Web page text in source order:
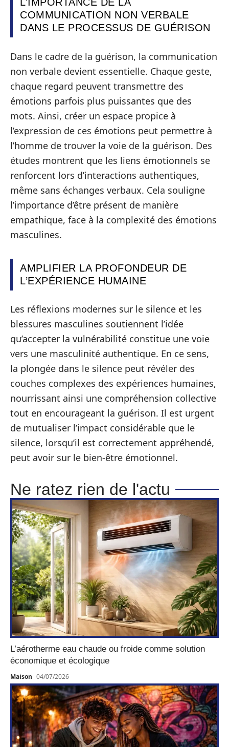
COMMUNICATION NON VERBALE
DANS LE PROCESSUS DE GUÉRISON
Dans le cadre de la guérison, la communication
non verbale devient essentielle. Chaque geste,
chaque regard peuvent transmettre des
émotions parfois plus puissantes que des
mots. Ainsi, créer un espace propice à
l’expression de ces émotions peut permettre à
l’homme de trouver la voie de la guérison. Des
études montrent que les liens émotionnels se
renforcent lors d’interactions authentiques,
même sans échanges verbaux. Cela souligne
l’importance d’être présent de manière
empathique, face à la complexité des émotions
masculines.
AMPLIFIER LA PROFONDEUR DE
L’EXPÉRIENCE HUMAINE
Les réflexions modernes sur le silence et les
blessures masculines soutiennent l’idée
qu’accepter la vulnérabilité constitue une voie
vers une masculinité authentique. En ce sens,
la plongée dans le silence peut révéler des
couches complexes des expériences humaines,
nourrissant ainsi une compréhension collective
tout en encourageant la guérison. Il est urgent
de mutualiser l’impact considérable que le
silence, lorsqu’il est correctement appréhendé,
peut avoir sur le bien-être émotionnel.
Ne ratez rien de l'actu
L’aérotherme eau chaude ou froide comme solution
économique et écologique
Maison 04/07/2026